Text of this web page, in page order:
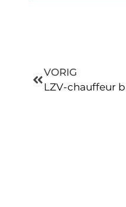
VORIG
LZV-chauffeur